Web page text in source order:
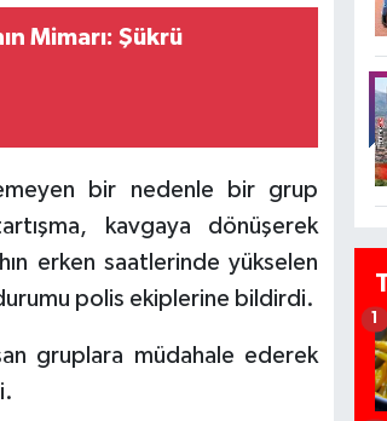
Mimarı: Şükrü
bir nedenle bir grup
kavgaya dönüşerek
erken saatlerinde yükselen
polis ekiplerine bildirdi.
gruplara müdahale ederek
1